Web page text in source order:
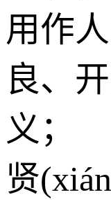
用作
良、
义；
贤